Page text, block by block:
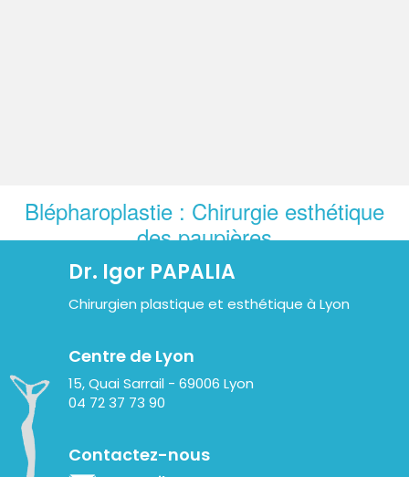
Blépharoplastie : Chirurgie esthétique
des paupières
Définition, objectifs et principes
Avant l'intervention et l'intervention
Les complications
Dr. Igor PAPALIA
Chirurgien plastique et esthétique à Lyon
Centre de Lyon
15, Quai Sarrail - 69006 Lyon
04 72 37 73 90
Contactez-nous